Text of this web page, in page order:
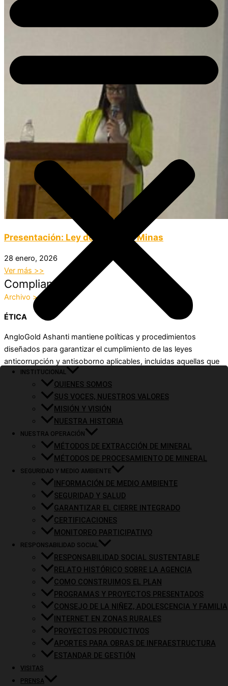
INSTITUCIONAL
QUIENES SOMOS
SUS VOCES, NUESTROS VALORES
MISIÓN Y VISIÓN
NUESTRA HISTORIA
NUESTRA OPERACIÓN
MÉTODOS DE EXTRACCIÓN DE MINERAL
MÉTODOS DE PROCESAMIENTO DE MINERAL
SEGURIDAD Y MEDIO AMBIENTE
INFORMACIÓN DE MEDIO AMBIENTE
SEGURIDAD Y SALUD
GARANTIZAR EL CIERRE INTEGRADO
CERTIFICACIONES
MONITOREO PARTICIPATIVO
RESPONSABILIDAD SOCIAL
RESPONSABILIDAD SOCIAL SUSTENTABLE
RELATO HISTÓRICO SOBRE LA AGENCIA
COMO CONSTRUIMOS EL PLAN
PROGRAMAS Y PROYECTOS PRESENTADOS
CONSEJO DE LA NIÑEZ, ADOLESCENCIA Y FAMILIA
INTERNET EN ZONAS RURALES
PROYECTOS PRODUCTIVOS
APORTES PARA OBRAS DE INFRAESTRUCTURA
ESTANDAR DE GESTIÓN
VISITAS
PRENSA
Presentación: Ley de Cierre de Minas
28 enero, 2026
Ver más >>
Compliance
Archivo >>
ÉTICA
AngloGold Ashanti mantiene políticas y procedimientos
diseñados para garantizar el cumplimiento de las leyes
anticorrupción y antisoborno aplicables, incluidas aquellas que
exigen que se mantengan cuentas y registros precisos. Estas
políticas y procedimientos se utilizan para crear conciencia
entre los empleados y las partes interesadas en relación con el
soborno y la corrupción.